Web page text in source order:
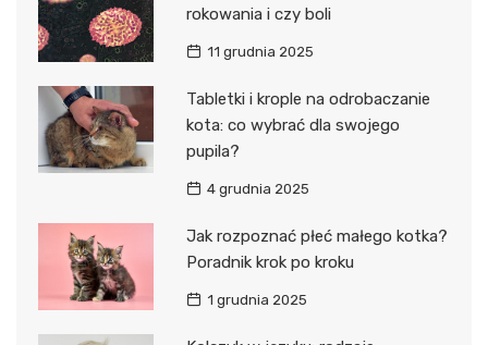
rokowania i czy boli
11 grudnia 2025
Tabletki i krople na odrobaczanie
kota: co wybrać dla swojego
pupila?
4 grudnia 2025
Jak rozpoznać płeć małego kotka?
Poradnik krok po kroku
1 grudnia 2025